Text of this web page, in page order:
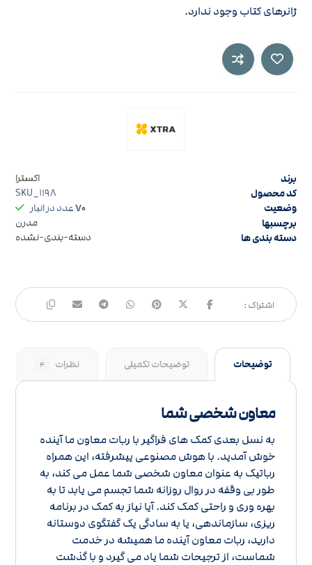
ژانرهای کتاب وجود ندارد.
برند اکسترا
کد محصول SKU_۱۱۹۸
وضعیت ۷۰عدد در انبار
برچسبها مدرن
دسته بندی ها دسته-بندی-نشده
توضیحات توضیحات تکمیلی نظرات ۴
معاون شخصی شما
به نسل بعدی کمک های فراگیر با ربات معاون ما آینده
خوش آمدید. با هوش مصنوعی پیشرفته، این همراه
رباتیک به عنوان معاون شخصی شما عمل می کند، به
طور بی وقفه در روال روزانه شما تجسم می یابد تا به
بهره وری و راحتی کمک کند. آیا نیاز به کمک در برنامه
ریزی، سازماندهی، یا به سادگی یک گفتگوی دوستانه
دارید، ربات معاون آینده ما همیشه در خدمت
شماست، از ترجیحات شما یاد می گیرد و با گذشت